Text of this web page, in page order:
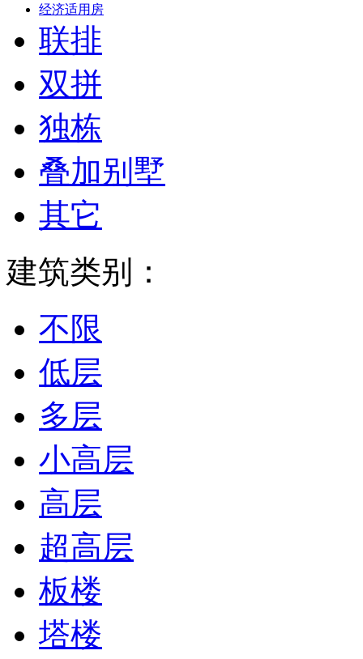
经济适用房
联排
双拼
独栋
叠加别墅
其它
建筑类别：
不限
低层
多层
小高层
高层
超高层
板楼
塔楼